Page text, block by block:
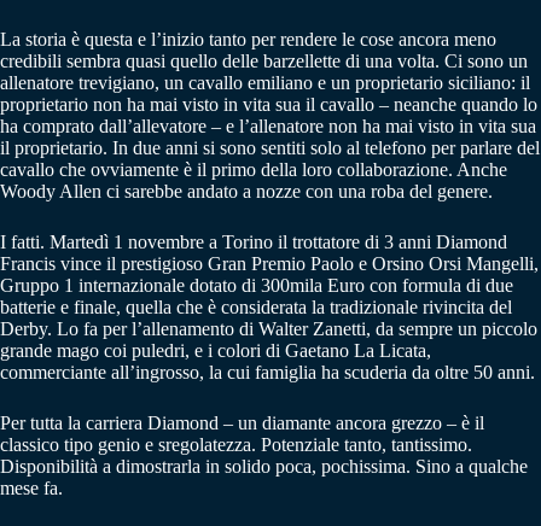
La storia è questa e l’inizio tanto per rendere le cose ancora meno
credibili sembra quasi quello delle barzellette di una volta. Ci sono un
allenatore trevigiano, un cavallo emiliano e un proprietario siciliano: il
proprietario non ha mai visto in vita sua il cavallo – neanche quando lo
ha comprato dall’allevatore – e l’allenatore non ha mai visto in vita sua
il proprietario. In due anni si sono sentiti solo al telefono per parlare del
cavallo che ovviamente è il primo della loro collaborazione. Anche
Woody Allen ci sarebbe andato a nozze con una roba del genere.
I fatti. Martedì 1 novembre a Torino il trottatore di 3 anni Diamond
Francis vince il prestigioso Gran Premio Paolo e Orsino Orsi Mangelli,
Gruppo 1 internazionale dotato di 300mila Euro con formula di due
batterie e finale, quella che è considerata la tradizionale rivincita del
Derby. Lo fa per l’allenamento di Walter Zanetti, da sempre un piccolo
grande mago coi puledri, e i colori di Gaetano La Licata,
commerciante all’ingrosso, la cui famiglia ha scuderia da oltre 50 anni.
Per tutta la carriera Diamond – un diamante ancora grezzo – è il
classico tipo genio e sregolatezza. Potenziale tanto, tantissimo.
Disponibilità a dimostrarla in solido poca, pochissima. Sino a qualche
mese fa.